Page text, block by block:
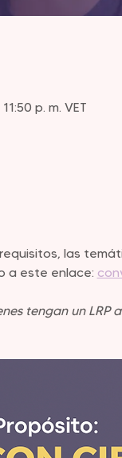
p. m. VET
las
a este enlace:
tengan un LRP